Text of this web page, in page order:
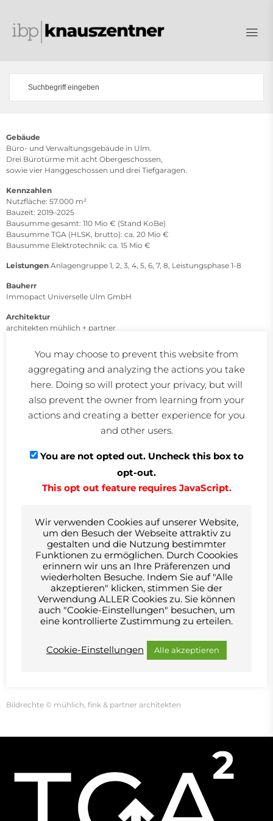
Gebäude
Büro- und Verwaltungsgebäude in Ulm.
Drei Bürotürme mit acht Obergeschossen,
sowie vier Hanggeschossen und drei Tiefgaragen.
Kennzahlen
Nutzfläche: 57.000 m²
Bauzeit: 2019–2025
Bausumme gesamt: 110 Mio € (Stand KoBe)
Bausumme TGA (HLSK, brutto): ca. 20 Mio €
Bausumme Elektrotechnik: ca. 15 Mio €
Leistungen Anlagengruppe 1, 2, 3, 4, 5, 6, 7, 8, Leistungsphase 1-8
Bauherr
Immopact Universelle Ulm GmbH
Architektur
architekten mühlich + partner
89073 Ulm
Wenzel + Wenzel GmbH
Neue Straße 71
Kurzbeschreibung
Büro-, Besprechungs- und Verwaltungsräume mit Klimakassetten.
Produktionshallen mit hoher Flexibilität für unterschiedlichste Nutzer.
Mechanische Entrauchung. Heizen und Kühlen über Fernwärme- und
Notstromaggregat 630 kVA, NS-Hauptverteilungen AV und SV, Online-
USV-Anlage, Energieoptimierte Beleuchtungs- und
Sonnenschutzsteuerung über EIB/KNX-BUS, Sicherheitsbeleuchtung
über vernetzte Zentralbatterieanlagen, Brandmeldeanlage mit
vernetzten Zentralen, Zutrittskontrollen, Entrauchungsanlagen, 6
Personenaufzüge, 3 Lasten-/Feu­er­wehr­auf­zü­ge, Medientechnik, luK-
Energiestandard und Zertifizierungen
Moderne achtgeschossige Bürotürme – Universelle Ulm (universelle-
Bildrechte © mühlich, fink & partner architekten
You may choose to prevent this website from
aggregating and analyzing the actions you take
here. Doing so will protect your privacy, but will
also prevent the owner from learning from your
actions and creating a better experience for you
and other users.
You are not opted out. Uncheck this box to
opt-out.
This opt out feature requires JavaScript.
Wir verwenden Cookies auf unserer Website,
um den Besuch der Webseite attraktiv zu
gestalten und die Nutzung bestimmter
Funktionen zu ermöglichen. Durch Coookies
erinnern wir uns an Ihre Präferenzen und
wiederholten Besuche. Indem Sie auf "Alle
akzeptieren" klicken, stimmen Sie der
Verwendung ALLER Cookies zu. Sie können
auch "Cookie-Einstellungen" besuchen, um
eine kontrollierte Zustimmung zu erteilen.
Cookie-Einstellungen Alle akzeptieren